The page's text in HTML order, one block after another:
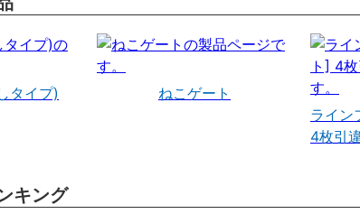
タイプ)
ねこゲート
ライン
4枚引
キング